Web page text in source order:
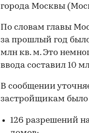
города Москвы
По словам главы
за прошлый год
млн кв. м. Это
ввода составил 10
В сообщении
застройщикам
126 разрешений